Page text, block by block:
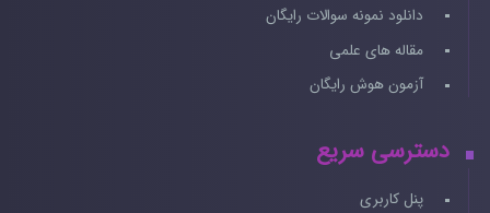
دانلود نمونه سوالات رایگان
مقاله های علمی
آزمون هوش رایگان
دسترسی سریع
پنل کاربری